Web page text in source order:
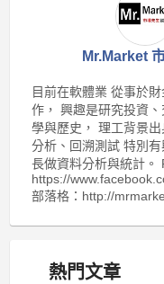
Mr.Market
目前在軟體業 從事於
作， 興趣是研究投資
學與歷史， 理工背景
分析、回溯測試 特別
長做資料分析與統計。
https://
部落格：http://